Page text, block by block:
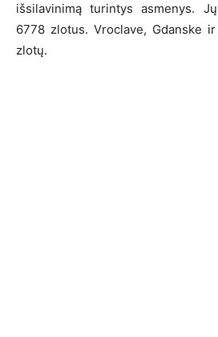
išsilavinimą turintys asmenys.
6778 zlotus. Vroclave, Gdanske
zlotų.